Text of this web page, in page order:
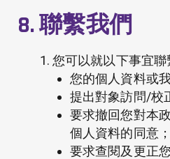
8. 聯繫我們
您可以就以下事宜聯
您的個人資料或
提出對象訪問/校
要求撤回您對本
個人資料的同意
要求查閱及更正